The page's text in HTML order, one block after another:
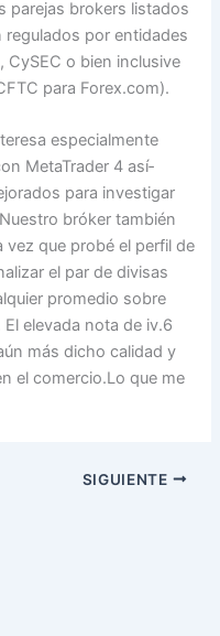
parejas brokers listados
por entidades
CySEC o bien inclusive
para Forex.com).
especialmente
MetaTrader 4 así­
para investigar
bróker también
que probé el perfil de
el par de divisas
promedio sobre
elevada nota de iv.6
más dicho calidad y
el comercio.Lo que me
SIGUIENTE